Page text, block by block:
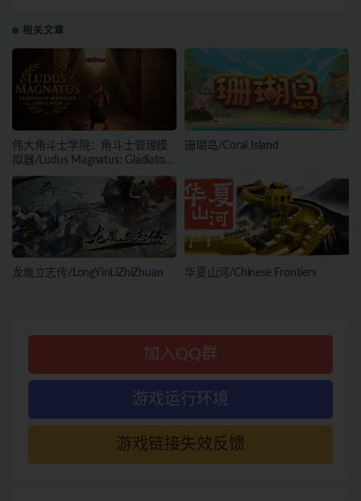
相关文章
伟大角斗士学院：角斗士管理模
拟器/Ludus Magnatus: Gladiator
Manager Simulator
珊瑚岛/Coral Island
龙胤立志传/LongYinLiZhiZhuan 华夏山河/Chinese Frontiers
加入QQ群
游戏运行环境
游戏链接失效反馈